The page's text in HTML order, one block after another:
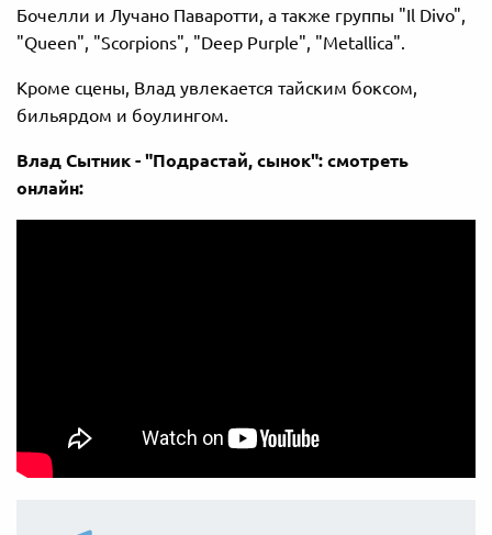
Бочелли и Лучано Паваротти, а также группы "Il Divo",
"Queen", "Scorpions", "Deep Purple", "Metallica".
Кроме сцены, Влад увлекается тайским боксом,
бильярдом и боулингом.
Влад Сытник - "Подрастай, сынок": смотреть
онлайн: